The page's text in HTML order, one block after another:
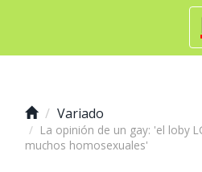
Variado
La opinión de un gay: 'el loby
muchos homosexuales'